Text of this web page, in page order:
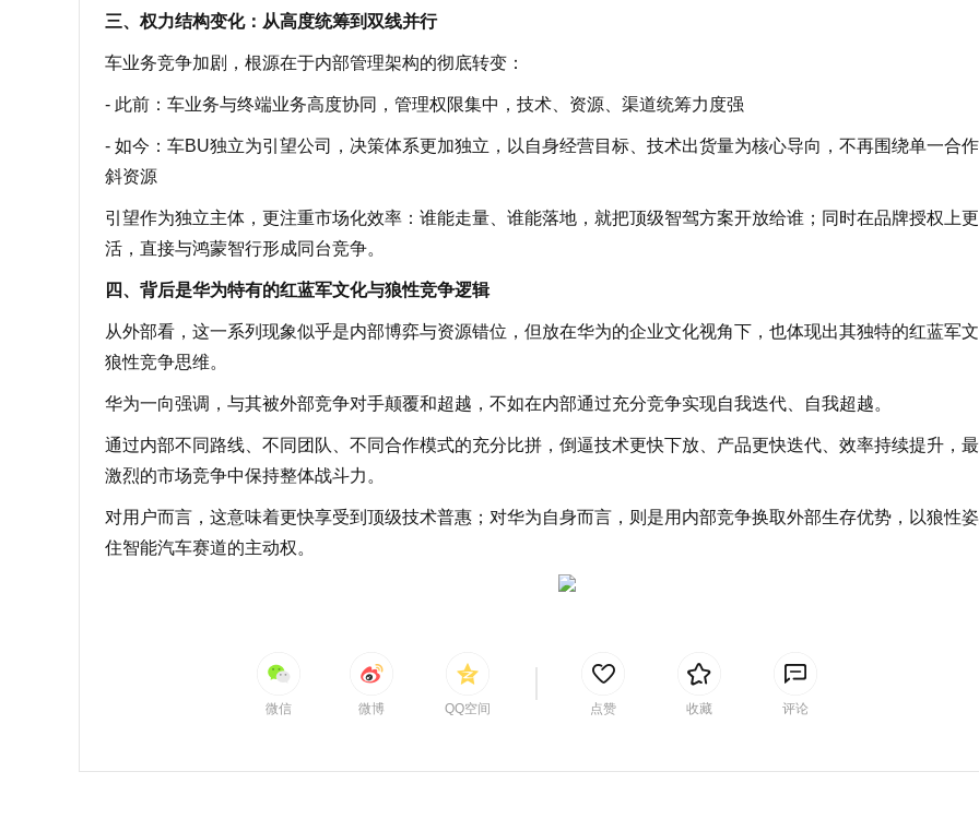
三、权力结构变化：从高度统筹到双线并行
车业务竞争加剧，根源在于内部管理架构的彻底转变：
- 此前：车业务与终端业务高度协同，管理权限集中，技术、资源、渠道统筹力度强
- 如今：车BU独立为引望公司，决策体系更加独立，以自身经营目标、技术出货量为核心导向，不再围绕单一合
斜资源
引望作为独立主体，更注重市场化效率：谁能走量、谁能落地，就把顶级智驾方案开放给谁；同时在品牌授权上
活，直接与鸿蒙智行形成同台竞争。
四、背后是华为特有的红蓝军文化与狼性竞争逻辑
从外部看，这一系列现象似乎是内部博弈与资源错位，但放在华为的企业文化视角下，也体现出其独特的红蓝军
狼性竞争思维。
华为一向强调，与其被外部竞争对手颠覆和超越，不如在内部通过充分竞争实现自我迭代、自我超越。
通过内部不同路线、不同团队、不同合作模式的充分比拼，倒逼技术更快下放、产品更快迭代、效率持续提升，
激烈的市场竞争中保持整体战斗力。
对用户而言，这意味着更快享受到顶级技术普惠；对华为自身而言，则是用内部竞争换取外部生存优势，以狼性
住智能汽车赛道的主动权。
微信 微博 QQ空间 点赞 收藏 评论